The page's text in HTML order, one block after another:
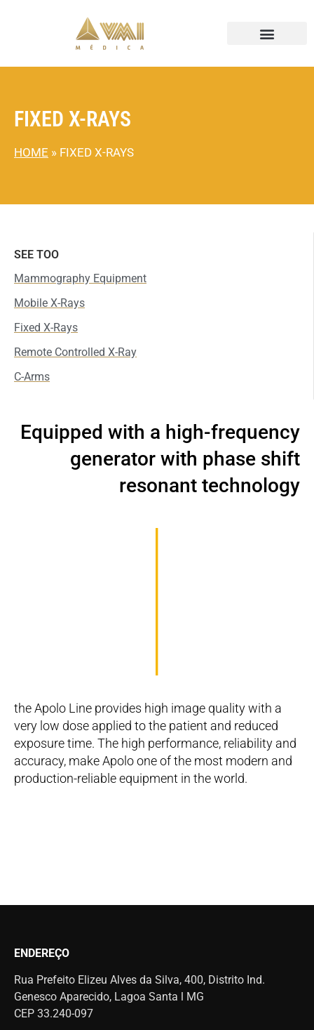
FIXED X-RAYS
HOME » FIXED X-RAYS
SEE TOO
Mammography Equipment
Mobile X-Rays
Fixed X-Rays
Remote Controlled X-Ray
C-Arms
Equipped with a high-frequency
generator with phase shift
resonant technology
the Apolo Line provides high image quality with a
very low dose applied to the patient and reduced
exposure time. The high performance, reliability and
accuracy, make Apolo one of the most modern and
production-reliable equipment in the world.
ENDEREÇO
Rua Prefeito Elizeu Alves da Silva, 400, Distrito Ind.
Genesco Aparecido, Lagoa Santa l MG
CEP 33.240-097